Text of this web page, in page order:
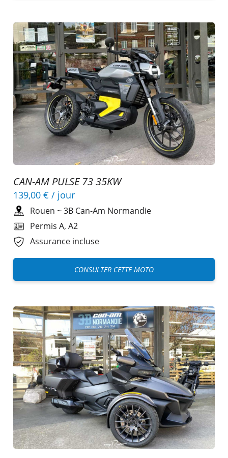
CAN-AM PULSE 73 35KW
139,00 € / jour
Rouen ~3B Can-Am Normandie
Permis A, A2
Assurance incluse
CONSULTER CETTE MOTO